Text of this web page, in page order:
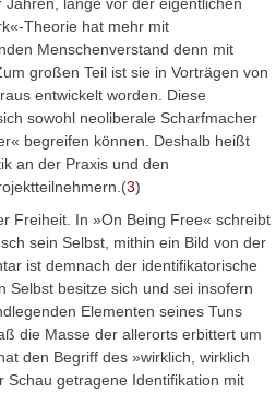
Theorie hat mehr mit
Menschenverstand denn mit
großen Teil ist sie in Vorträgen von
entwickelt worden. Diese
sowohl neoliberale Scharfmacher
begreifen können. Deshalb heißt
an der Praxis und den
3)
Freiheit. In »On Being Free« schreibt
sein Selbst, mithin ein Bild von der
ist demnach der identifikatorische
Selbst besitze sich und sei insofern
Elementen seines Tuns
die Masse der allerorts erbittert um
den Begriff des »wirklich, wirklich
getragene Identifikation mit